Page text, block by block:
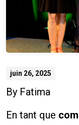
juin 26, 2025
By Fatima
En tant que